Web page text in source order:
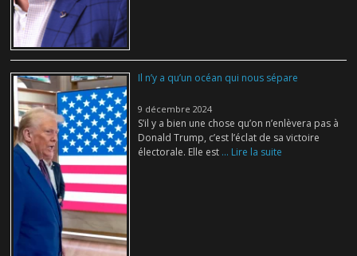
Il n’y a qu’un océan qui nous sépare
9 décembre 2024
S’il y a bien une chose qu’on n’enlèvera pas à
Donald Trump, c’est l’éclat de sa victoire
électorale. Elle est ... Lire la suite